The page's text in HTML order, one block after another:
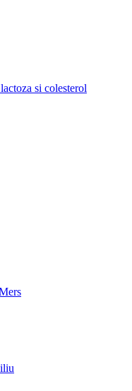
si colesterol